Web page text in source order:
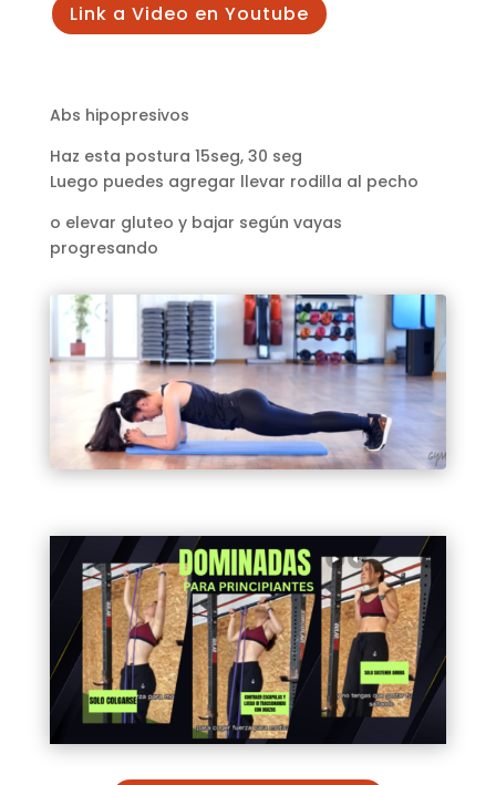
Link a Video en Youtube
Abs hipopresivos
Haz esta postura 15seg, 30 seg
Luego puedes agregar llevar rodilla al pecho
o elevar gluteo y bajar según vayas
progresando